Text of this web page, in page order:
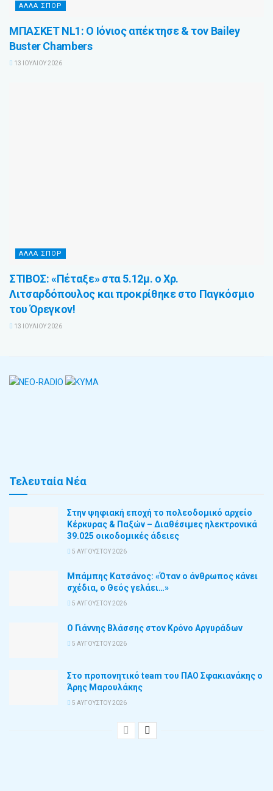
ΆΛΛΑ ΣΠΌΡ
ΜΠΑΣΚΕΤ NL1: Ο Ιόνιος απέκτησε & τον Bailey
Buster Chambers
13 ΙΟΥΛΊΟΥ 2026
ΆΛΛΑ ΣΠΌΡ
ΣΤΙΒΟΣ: «Πέταξε» στα 5.12μ. ο Χρ.
Λιτσαρδόπουλος και προκρίθηκε στο Παγκόσμιο
του Όρεγκον!
13 ΙΟΥΛΊΟΥ 2026
Τελευταία Νέα
Στην ψηφιακή εποχή το πολεοδομικό αρχείο
Κέρκυρας & Παξών – Διαθέσιμες ηλεκτρονικά
39.025 οικοδομικές άδειες
5 ΑΥΓΟΎΣΤΟΥ 2026
Μπάμπης Κατσάνος: «Όταν ο άνθρωπος κάνει
σχέδια, ο Θεός γελάει…»
5 ΑΥΓΟΎΣΤΟΥ 2026
Ο Γιάννης Βλάσσης στον Κρόνο Αργυράδων
5 ΑΥΓΟΎΣΤΟΥ 2026
Στο προπονητικό team του ΠΑΟ Σφακιανάκης ο
Άρης Μαρουλάκης
5 ΑΥΓΟΎΣΤΟΥ 2026